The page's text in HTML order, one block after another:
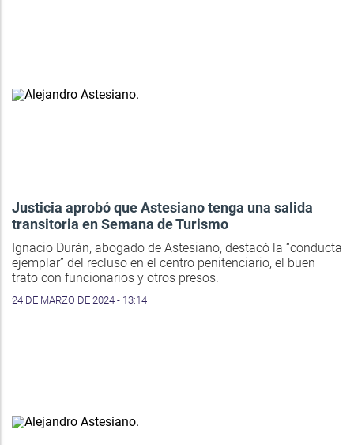
Justicia aprobó que Astesiano tenga una salida
transitoria en Semana de Turismo
Ignacio Durán, abogado de Astesiano, destacó la “conducta
ejemplar” del recluso en el centro penitenciario, el buen
trato con funcionarios y otros presos.
24 DE MARZO DE 2024 - 13:14